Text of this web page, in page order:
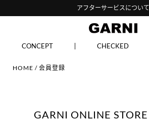
アフターサービスについて
CONCEPT CHECKED
HOME 会員登録
GARNI ONLINE